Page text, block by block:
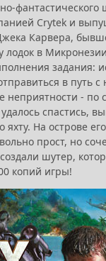
Crytek и
Карвера,
лодок в
задания:
в путь с
- по
спастись,
На острове
прост, но
шутер,
копий игры!